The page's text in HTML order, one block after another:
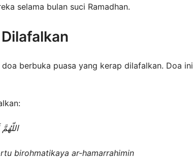
selama bulan suci Ramadhan.
berbuka puasa yang kerap dilafalkan. Doa ini
birohmatikaya ar-hamarrahimin